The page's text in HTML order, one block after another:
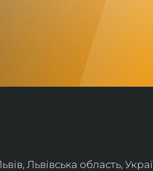
Львівська область,